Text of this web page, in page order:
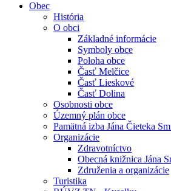
Obec
História
O obci
Základné informácie
Symboly obce
Poloha obce
Časť Melčice
Časť Lieskové
Časť Dolina
Osobnosti obce
Územný plán obce
Pamätná izba Jána Čieteka
Organizácie
Zdravotníctvo
Obecná knižnica Jána
Združenia a organizácie
Turistika